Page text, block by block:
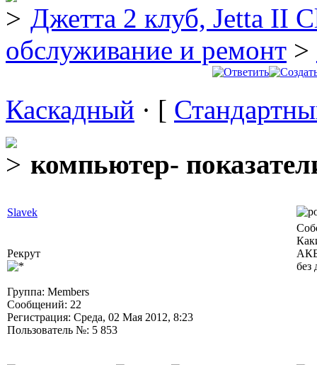
Джетта 2 клуб, Jetta II
обслуживание и ремонт >
Каскадный · [
компьютер-
Slavek
Рекрут
Группа: Members
Сообщений: 22
Регистрация: Среда, 02 Мая 2012, 8:23
Пользователь №: 5 853
без